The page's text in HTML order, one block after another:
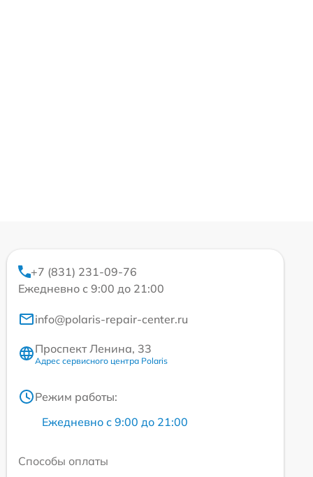
+7 (831) 231-09-76
Ежедневно с 9:00 до 21:00
info@polaris-repair-center.ru
Проспект Ленина, 33
Адрес сервисного центра Polaris
Режим работы:
Ежедневно с 9:00 до 21:00
Способы оплаты